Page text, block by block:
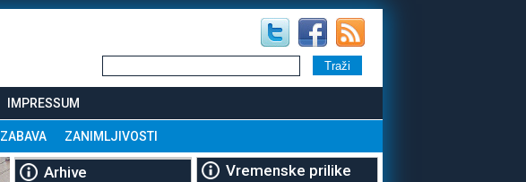
IMPRESSUM
ZABAVA ZANIMLJIVOSTI
Arhive Vremenske prilike